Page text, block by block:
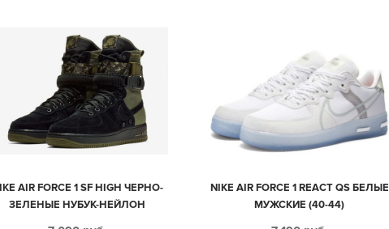
AIR FORCE 1 SF HIGH ЧЕРНО-
ЗЕЛЕНЫЕ НУБУК-НЕЙЛОН
NIKE AIR FORCE 1 REACT QS БЕЛЫЕ
МУЖСКИЕ (40-44)